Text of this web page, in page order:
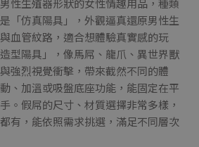
性生殖器形狀的女性情趣用品，種類
「仿真陽具」，外觀逼真還原男性生
血管紋路，適合想體驗真實感的玩
型陽具」，像馬屌、龍爪、異世界獸
強烈視覺衝擊，帶來截然不同的體
、加溫或吸盤底座功能，能固定在平
。假屌的尺寸、材質選擇非常多樣，
有，能依照需求挑選，滿足不同層次